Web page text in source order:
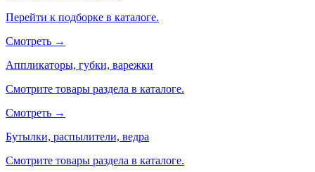
Перейти к подборке в каталоге.
Смотреть →
Аппликаторы, губки, варежки
Смотрите товары раздела в каталоге.
Смотреть →
Бутылки, распылители, ведра
Смотрите товары раздела в каталоге.